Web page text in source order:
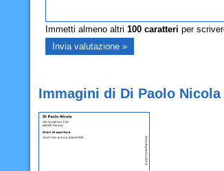
Immetti almeno altri 100caratteri per
Immagini di Di Paolo Nicola